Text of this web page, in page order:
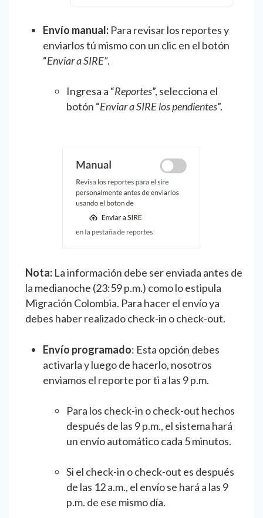
Envío manual: Para revisar los reportes y
enviarlos tú mismo con un clic en el botón
“Enviar a SIRE”.
Ingresa a “Reportes”, selecciona el
botón “Enviar a SIRE los pendientes”.
Nota: La información debe ser enviada antes de
la medianoche (23:59 p.m.) como lo estipula
Migración Colombia. Para hacer el envío ya
debes haber realizado check-in o check-out.
Envío programado: Esta opción debes
activarla y luego de hacerlo, nosotros
enviamos el reporte por ti a las 9 p.m.
Para los check-in o check-out hechos
después de las 9 p.m., el sistema hará
un envío automático cada 5 minutos.
Si el check-in o check-out es después
de las 12 a.m., el envío se hará a las 9
p.m. de ese mismo día.